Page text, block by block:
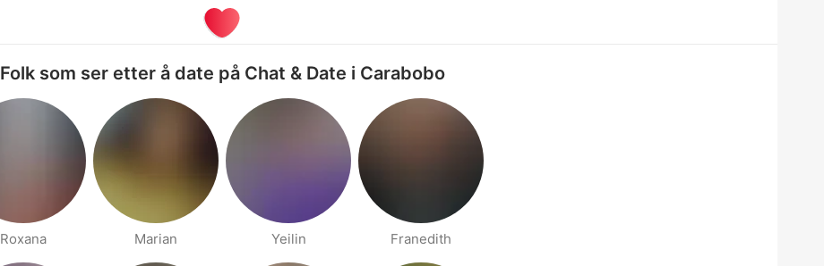
Folk som ser etter å date på Chat & Date i Carabobo
Roxana Marian Yeilin Franedith